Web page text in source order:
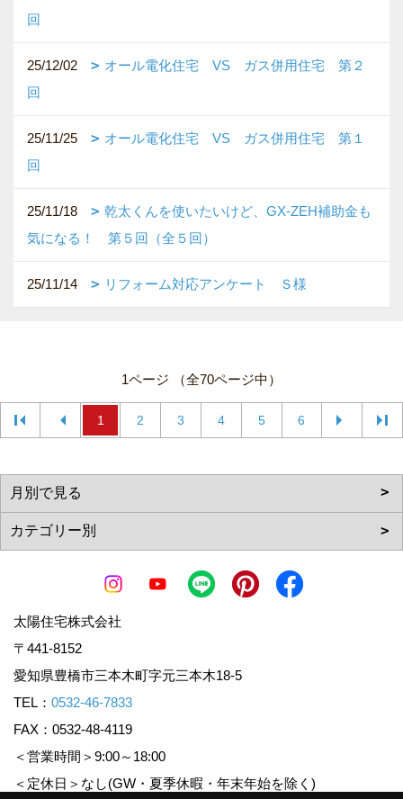
回
25/12/02
オール電化住宅 VS ガス併用住宅 第２
回
25/11/25
オール電化住宅 VS ガス併用住宅 第１
回
25/11/18
乾太くんを使いたいけど、GX-ZEH補助金も
気になる！ 第５回（全５回）
25/11/14 リフォーム対応アンケート Ｓ様
1ページ （全70ページ中）
1 2 3 4 5 6
太陽住宅株式会社
〒441-8152
愛知県豊橋市三本木町字元三本木18-5
TEL： 0532-46-7833
FAX：0532-48-4119
＜営業時間＞9:00～18:00
＜定休日＞なし(GW・夏季休暇・年末年始を除く)